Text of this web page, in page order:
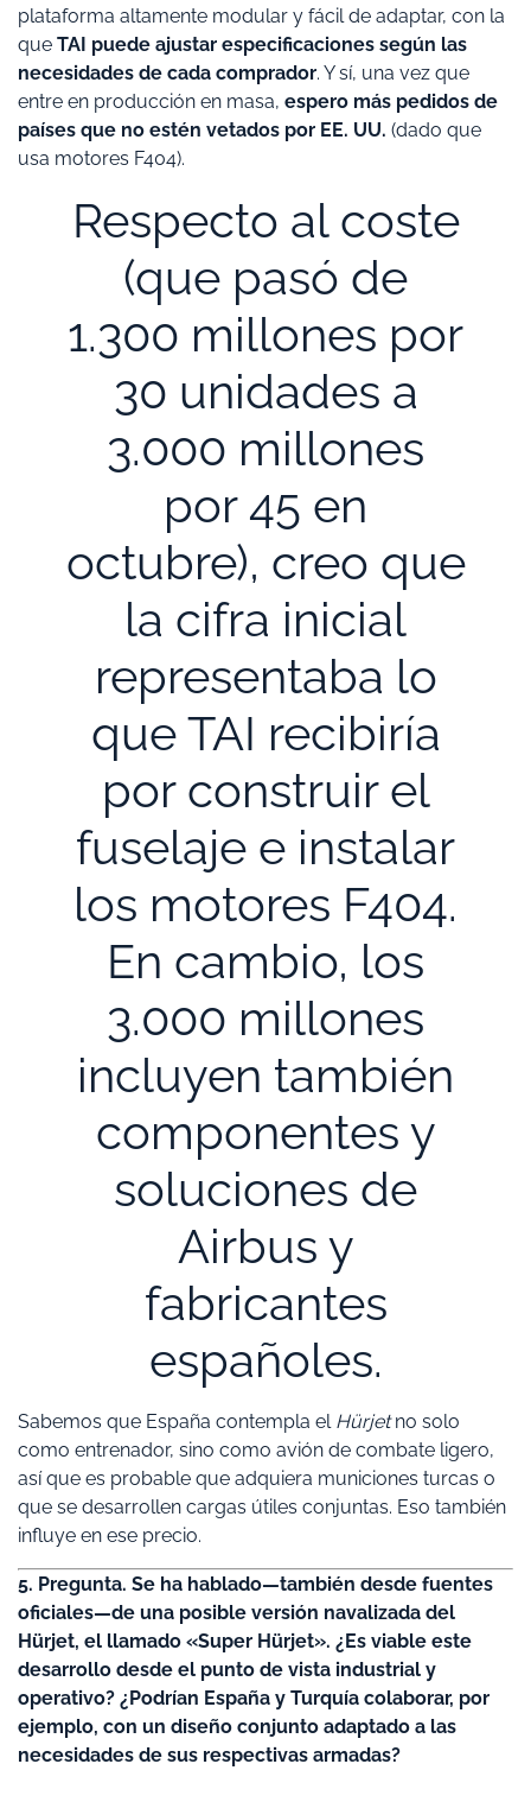
plataforma altamente modular y fácil de adaptar, con la
que TAI puede ajustar especificaciones según las
necesidades de cada comprador. Y sí, una vez que
entre en producción en masa, espero más pedidos de
países que no estén vetados por EE. UU. (dado que
usa motores F404).
Respecto al coste
(que pasó de
1.300 millones por
30 unidades a
3.000 millones
por 45 en
octubre), creo que
la cifra inicial
representaba lo
que TAI recibiría
por construir el
fuselaje e instalar
los motores F404.
En cambio, los
3.000 millones
incluyen también
componentes y
soluciones de
Airbus y
fabricantes
españoles.
Sabemos que España contempla el Hürjetno solo
como entrenador, sino como avión de combate ligero,
así que es probable que adquiera municiones turcas o
que se desarrollen cargas útiles conjuntas. Eso también
influye en ese precio.
5. Pregunta. Se ha hablado—también desde fuentes
oficiales—de una posible versión navalizada del
Hürjet, el llamado «Super Hürjet». ¿Es viable este
desarrollo desde el punto de vista industrial y
operativo? ¿Podrían España y Turquía colaborar, por
ejemplo, con un diseño conjunto adaptado a las
necesidades de sus respectivas armadas?